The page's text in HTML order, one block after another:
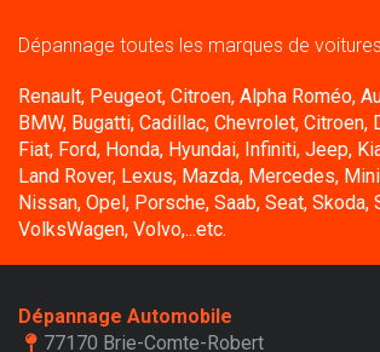
Dépannage toutes les marques de
Renault, Peugeot, Citroen, Alpha Roméo,
BMW, Bugatti, Cadillac, Chevrolet, Citroen,
Fiat, Ford, Honda, Hyundai, Infiniti, Jeep,
Land Rover, Lexus, Mazda, Mercedes,
Nissan, Opel, Porsche, Saab, Seat, Skoda,
VolksWagen, Volvo,...etc.
Dépannage Automobile
77170 Brie-Comte-Robert